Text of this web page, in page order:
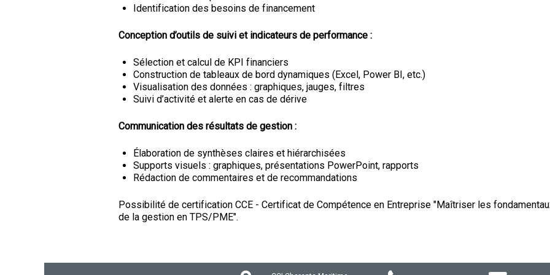
Identification des besoins de financement
Conception d’outils de suivi et indicateurs de performance :
Sélection et calcul de KPI financiers
Construction de tableaux de bord dynamiques (Excel, Power BI, etc.)
Visualisation des données : graphiques, jauges, filtres
Suivi d’activité et alerte en cas de dérive
Communication des résultats de gestion :
Élaboration de synthèses claires et hiérarchisées
Supports visuels : graphiques, présentations PowerPoint, rapports
Rédaction de commentaires et de recommandations
Possibilité de certification CCE - Certificat de Compétence en Entreprise "Maîtriser les
de la gestion en TPS/PME".